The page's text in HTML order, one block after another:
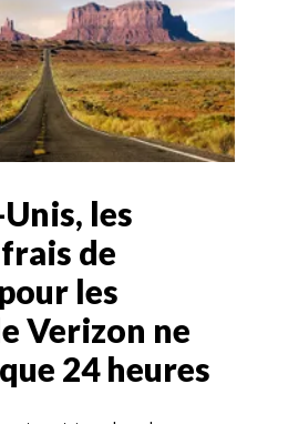
les
de
les
Verizon ne
24 heures